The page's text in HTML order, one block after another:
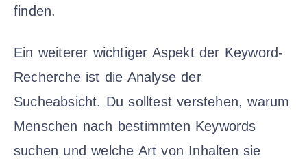
finden.
Ein weiterer wichtiger Aspekt der Keyword-
Recherche ist die Analyse der
Sucheabsicht. Du solltest verstehen, warum
Menschen nach bestimmten Keywords
suchen und welche Art von Inhalten sie